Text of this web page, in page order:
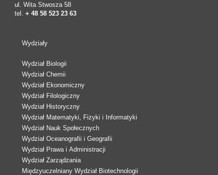
ul. Wita Stwosza 58
tel. + 48 58 523 23 63
Wydziały
Wydział Biologii
Wydział Chemii
Wydział Ekonomiczny
Wydział Filologiczny
Wydział Historyczny
Wydział Matematyki, Fizyki i Informatyki
Wydział Nauk Społecznych
Wydział Oceanografii i Geografii
Wydział Prawa i Administracji
Wydział Zarządzania
Międzyuczelniany Wydział Biotechnologii